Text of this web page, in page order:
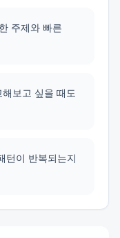
주제와 빠른
보고 싶을 때도
턴이 반복되는지